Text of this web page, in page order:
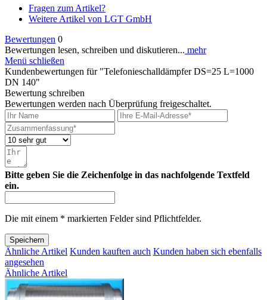
Fragen zum Artikel?
Weitere Artikel von LGT GmbH
Bewertungen 0
Bewertungen lesen, schreiben und diskutieren... mehr
Menü schließen
Kundenbewertungen für "Telefonieschalldämpfer DS=25 L=1000
DN 140"
Bewertung schreiben
Bewertungen werden nach Überprüfung freigeschaltet.
Bitte geben Sie die Zeichenfolge in das nachfolgende Textfeld
ein.
Die mit einem * markierten Felder sind Pflichtfelder.
Speichern
Ähnliche Artikel Kunden kauften auch Kunden haben sich ebenfalls
angesehen
Ähnliche Artikel